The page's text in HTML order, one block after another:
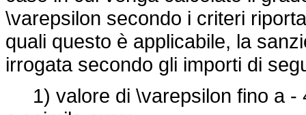
\varepsilon secondo i criteri
quali questo è applicabile, la
irrogata secondo gli importi di
1) valore di \varepsilon fino a -